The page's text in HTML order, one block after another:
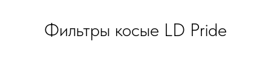
Фильтры косые LD Pride